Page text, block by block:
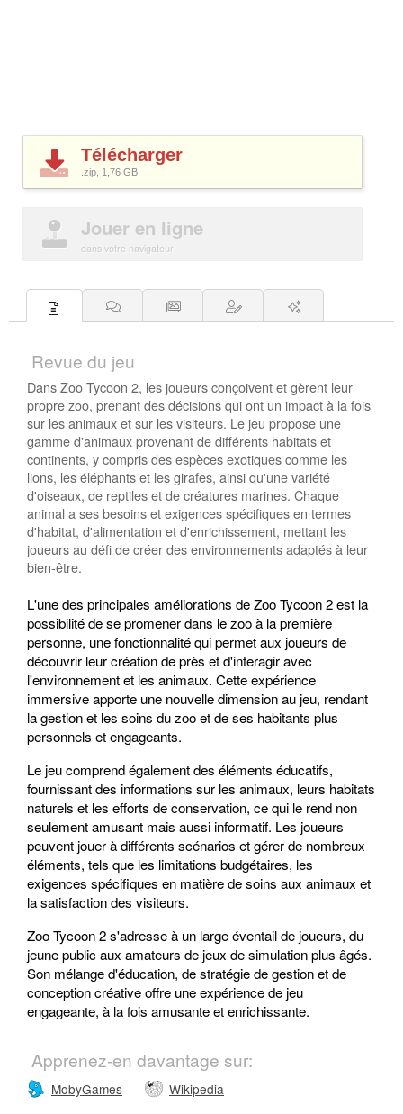
Télécharger
.zip, 1,76 GB
Jouer en ligne
dans votre navigateur
Revue du jeu
Dans Zoo Tycoon 2, les joueurs conçoivent et gèrent leur
propre zoo, prenant des décisions qui ont un impact à la fois
sur les animaux et sur les visiteurs. Le jeu propose une
gamme d'animaux provenant de différents habitats et
continents, y compris des espèces exotiques comme les
lions, les éléphants et les girafes, ainsi qu'une variété
d'oiseaux, de reptiles et de créatures marines. Chaque
animal a ses besoins et exigences spécifiques en termes
d'habitat, d'alimentation et d'enrichissement, mettant les
joueurs au défi de créer des environnements adaptés à leur
bien-être.
L'une des principales améliorations de Zoo Tycoon 2 est la
possibilité de se promener dans le zoo à la première
personne, une fonctionnalité qui permet aux joueurs de
découvrir leur création de près et d'interagir avec
l'environnement et les animaux. Cette expérience
immersive apporte une nouvelle dimension au jeu, rendant
la gestion et les soins du zoo et de ses habitants plus
personnels et engageants.
Le jeu comprend également des éléments éducatifs,
fournissant des informations sur les animaux, leurs habitats
naturels et les efforts de conservation, ce qui le rend non
seulement amusant mais aussi informatif. Les joueurs
peuvent jouer à différents scénarios et gérer de nombreux
éléments, tels que les limitations budgétaires, les
exigences spécifiques en matière de soins aux animaux et
la satisfaction des visiteurs.
Zoo Tycoon 2 s'adresse à un large éventail de joueurs, du
jeune public aux amateurs de jeux de simulation plus âgés.
Son mélange d'éducation, de stratégie de gestion et de
conception créative offre une expérience de jeu
engageante, à la fois amusante et enrichissante.
Apprenez-en davantage sur:
MobyGames Wikipedia